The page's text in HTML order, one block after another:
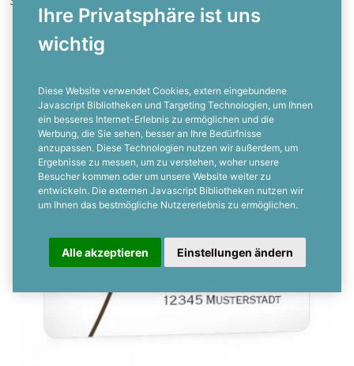
Ihre Privatsphäre ist uns
wichtig
Diese Website verwendet Cookies, extern eingebundene
Javascript Bibliotheken und Targeting Technologien, um Ihnen
ein besseres Internet-Erlebnis zu ermöglichen und die
Werbung, die Sie sehen, besser an Ihre Bedürfnisse
anzupassen. Diese Technologien nutzen wir außerdem, um
Ergebnisse zu messen, um zu verstehen, woher unsere
Besucher kommen oder um unsere Website weiter zu
entwickeln. Die externen Javascript Bibliotheken nutzen wir
um Ihnen das bestmögliche Nutzererlebnis zu ermöglichen.
Alle akzeptieren Einstellungen ändern
Startseite
Pusteblumenkelche
Für Ihre Trauerpost -
Pusteblumenkelch